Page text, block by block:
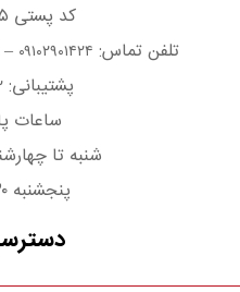
کد پستی ۱۱۴۳۷۵۳۶۵۵
تلفن تماس: ۰۹۱۰۲۹۰۱۴۲۴ –
پشتیبانی:
ساعات
شنبه تا چهارشنبه ۹:۳۰
پنجشنبه ۹:۳۰ تا ۱۴:۳۰